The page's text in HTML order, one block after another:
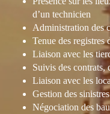
d’un technicien
Administration des
Tenue des registres
Liaison avec les
Suivis des contrats,
Liaison avec les
Gestion des
Négociation des